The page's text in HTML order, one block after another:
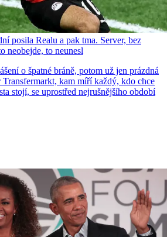
posila Realu a pak tma. Server, bez
neobejde, to neunesl
o špatné bráně, potom už jen prázdná
Transfermarkt, kam míří každý, kdo chce
stojí, se uprostřed nejrušnějšího období